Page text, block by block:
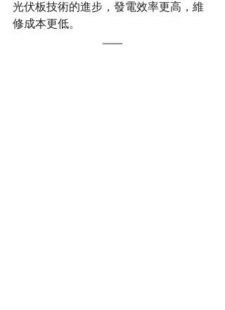
光伏板技術的進步，發電效率更高，維
修成本更低。